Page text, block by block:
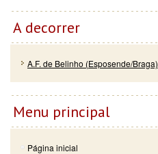
A decorrer
A.F. de Belinho (Esposende/Braga)
Menu principal
Página inicial